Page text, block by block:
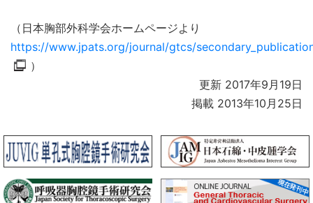
（日本胸部外科学会ホームページより
https://www.jpats.org/journal/gtcs/
）
更新 2017年9月19日
掲載 2013年10月25日